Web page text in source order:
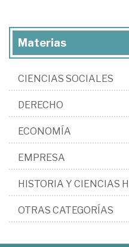
Materias
CIENCIAS SOCIALES
DERECHO
ECONOMÍA
EMPRESA
HISTORIA Y CIENCIAS
OTRAS CATEGORÍAS